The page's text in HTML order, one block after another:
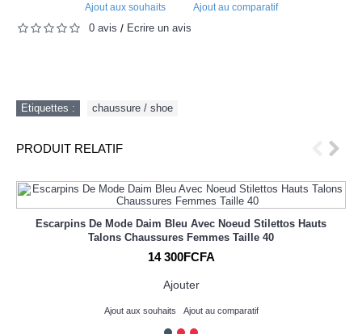
Ajout aux souhaits Ajout au comparatif
0 avis / Écrire un avis
Etiquettes : chaussure / shoe
PRODUIT RELATIF
Escarpins De Mode Daim Bleu Avec Noeud Stilettos Hauts
Talons Chaussures Femmes Taille 40
14 300FCFA
Ajouter
Ajout aux souhaits Ajout au comparatif